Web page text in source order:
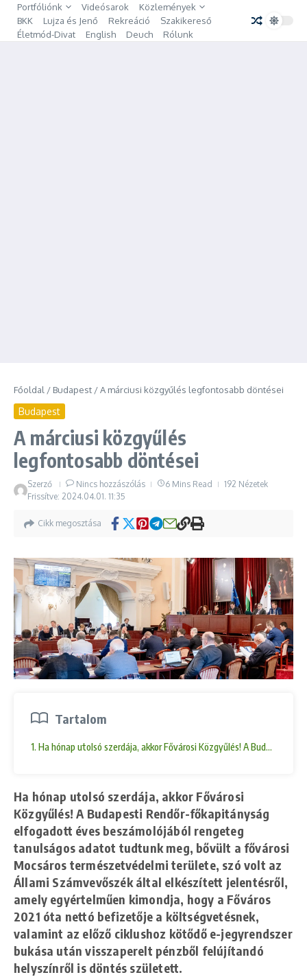
Ugrás a tartalomhoz
Portfóliónk Videósarok
Közlemények
BKK
Lujza és Jenő Rekreáció
Szakikereső
Életmód-Divat
English Deuch Rólunk
Főoldal / Budapest /A márciusi közgyűlés legfontosabb döntései
Budapest
A márciusi közgyűlés
legfontosabb döntései
Szerző Nincs hozzászólás 6 Mins Read
192 Nézetek
Frissítve: 2024.04.01. 11:35
Cikk megosztása
Tartalom
1. Ha hónap utolsó szerdája, akkor Fővárosi Közgyűlés! A
Ha hónap utolsó szerdája, akkor Fővárosi
Közgyűlés! A Budapesti Rendőr-főkapitányság
elfogadott éves beszámolójából rengeteg
tanulságos adatot tudtunk meg, bővült a fővárosi
Mocsáros természetvédelmi területe, szó volt az
Állami Számvevőszék által elkészített jelentésről,
amely egyértelműen kimondja, hogy a Főváros
2021 óta nettó befizetője a költségvetésnek,
valamint az előző ciklushoz kötődő e-jegyrendszer
bukása után visszaperelt pénzből felújítandó
helyszínről is döntés született.